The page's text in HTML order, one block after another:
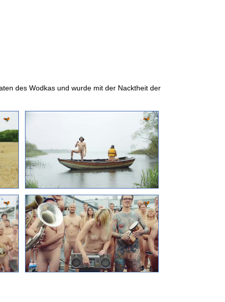
des Wodkas und wurde mit der Nacktheit der